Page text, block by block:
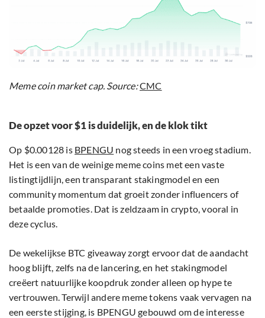
Meme coin market cap. Source:CMC
De opzet voor $1 is duidelijk, en de klok tikt
Op $0.00128 is BPENGU nog steeds in een vroeg stadium.
Het is een van de weinige meme coins met een vaste
listingtijdlijn, een transparant stakingmodel en een
community momentum dat groeit zonder influencers of
betaalde promoties. Dat is zeldzaam in crypto, vooral in
deze cyclus.
De wekelijkse BTC giveaway zorgt ervoor dat de aandacht
hoog blijft, zelfs na de lancering, en het stakingmodel
creëert natuurlijke koopdruk zonder alleen op hype te
vertrouwen. Terwijl andere meme tokens vaak vervagen na
een eerste stijging, is BPENGU gebouwd om de interesse